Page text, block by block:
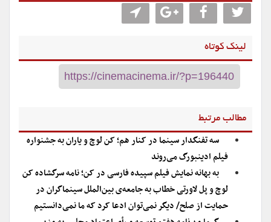
لینک کوتاه
مطالب مرتبط
سه تفنگدار سینما در کنار هم؛ کن لوچ و یاران به جشنواره
فیلم ادینبورگ می‌روند
به بهانه نمایش فیلم سپیده فارسی در کن؛ نامه سرگشاده کن
لوچ و پل لاورتی خطاب به جامعه‌ی بین‌الملل سینماگران در
حمایت از صلح/ دیگر نمی‌توان ادعا کرد که ما نمی‌دانستیم